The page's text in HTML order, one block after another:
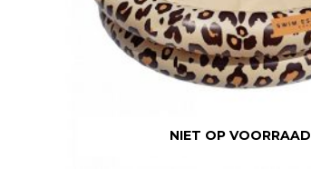
NIET OP VOORRAAD